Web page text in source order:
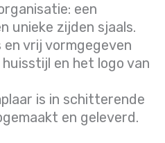
een
unieke zijden sjaals.
vrij vormgegeven
en het logo van
is in schitterende
en geleverd.